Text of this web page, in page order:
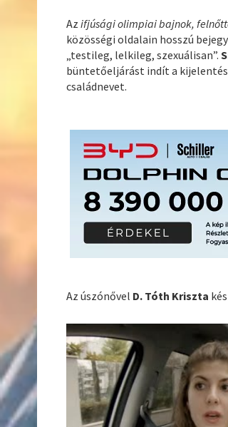
Azifjúsági olimpiai bajnok,
közösségi oldalain hosszú
„testileg, lelkileg, szexuálisan”.
büntetőeljárást indít a
családnevet.
Az úszónővel D. Tóth Kriszta